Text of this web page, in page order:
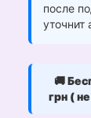
после
🚚
грн (